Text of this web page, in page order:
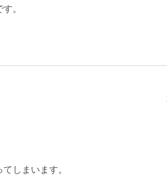
。
しまいます。